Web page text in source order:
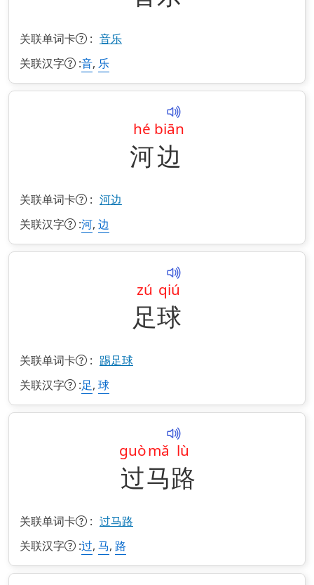
关联单词卡 : 音乐
关联汉字 :音, 乐
河
hé
边
biān
关联单词卡 : 河边
关联汉字 :河, 边
足
zú
球
qiú
关联单词卡 : 踢足球
关联汉字 :足, 球
过
guò
马
mǎ
路
lù
关联单词卡 : 过马路
关联汉字 :过, 马, 路